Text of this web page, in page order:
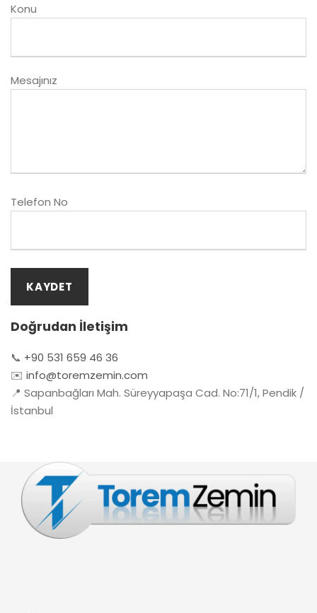
Konu
Mesajınız
Telefon No
Doğrudan İletişim
📞 +90 531 659 46 36
✉️ info@toremzemin.com
📍 Sapanbağları Mah. Süreyyapaşa Cad. No:71/1, Pendik /
İstanbul